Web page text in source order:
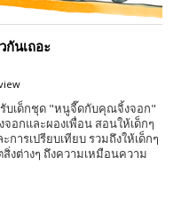
นเถอะ
บเด็กชุด "หนูจี๊ดกับคุณจิ้งจอก"
อกและผองเพื่อน สอนให้เด็กๆ
ารเปรียบเทียบ รวมถึงให้เด็กๆ
งต่างๆ ถึงความเหมือนความ